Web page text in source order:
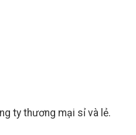
ty thương mại sỉ và lẻ.